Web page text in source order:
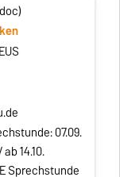
07.09.
14.10.
Sprechstunde